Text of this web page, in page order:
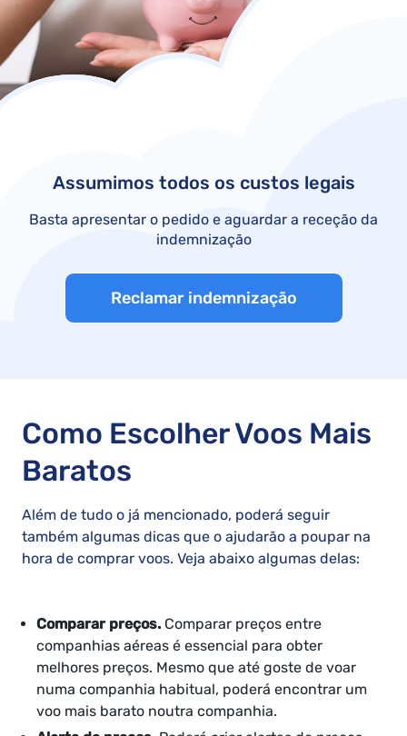
Assumimos todos os custos legais
Basta apresentar o pedido e aguardar a receção da
indemnização
Reclamar indemnização
Como Escolher Voos Mais
Baratos
Além de tudo o já mencionado, poderá seguir
também algumas dicas que o ajudarão a poupar na
hora de comprar voos. Veja abaixo algumas delas:
Comparar preços. Comparar preços entre
companhias aéreas é essencial para obter
melhores preços. Mesmo que até goste de voar
numa companhia habitual, poderá encontrar um
voo mais barato noutra companhia.